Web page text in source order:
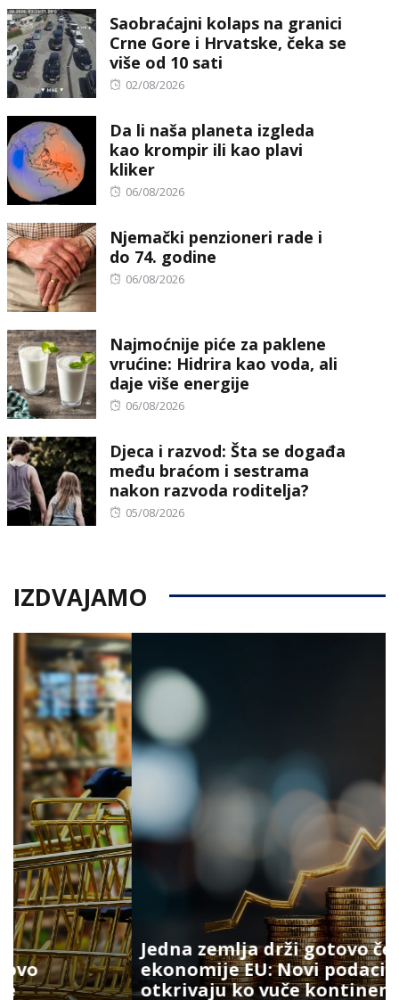
Saobraćajni kolaps na granici
Crne Gore i Hrvatske, čeka se
više od 10 sati
Posted
02/08/2026
Da li naša planeta izgleda
kao krompir ili kao plavi
kliker
Posted
06/08/2026
Njemački penzioneri rade i
do 74. godine
Posted
06/08/2026
Najmoćnije piće za paklene
vrućine: Hidrira kao voda, ali
daje više energije
Posted
06/08/2026
Djeca i razvod: Šta se događa
među braćom i sestrama
nakon razvoda roditelja?
Posted
05/08/2026
IZDVAJAMO
Jedna zemlja drži gotovo četvrtinu
ekonomije EU: Novi podaci
otkrivaju ko vuče kontinent